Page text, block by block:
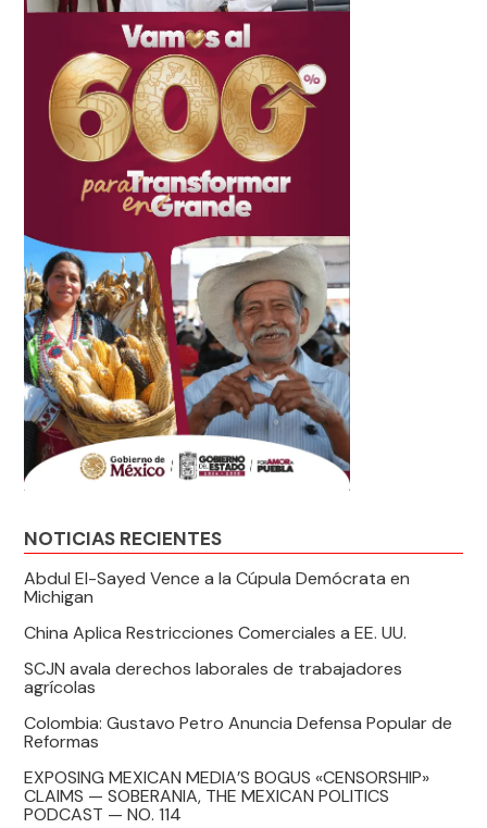
NOTICIAS RECIENTES
Abdul El-Sayed Vence a la Cúpula Demócrata en
Michigan
China Aplica Restricciones Comerciales a EE. UU.
SCJN avala derechos laborales de trabajadores
agrícolas
Colombia: Gustavo Petro Anuncia Defensa Popular de
Reformas
EXPOSING MEXICAN MEDIA’S BOGUS «CENSORSHIP»
CLAIMS — SOBERANIA, THE MEXICAN POLITICS
PODCAST — NO. 114